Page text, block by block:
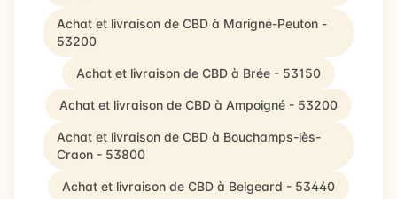
Achat et livraison de CBD à Marigné-Peuton -
53200
Achat et livraison de CBD à Brée - 53150
Achat et livraison de CBD à Ampoigné - 53200
Achat et livraison de CBD à Bouchamps-lès-
Craon - 53800
Achat et livraison de CBD à Belgeard - 53440